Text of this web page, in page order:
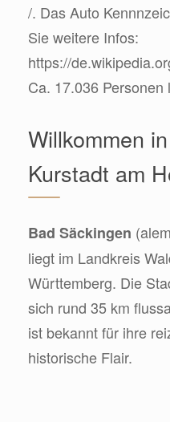
/. Das Auto
Sie weitere Infos:
https://
Ca. 17.036
Willkommen
Kurstadt am
Bad Säckingen
liegt im Landkreis
Württemberg. Die
sich rund 35 km
ist bekannt für ihre
historische Flair.